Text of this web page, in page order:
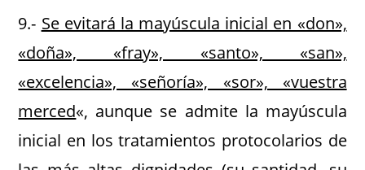
9.- Se evitará la mayúscula inicial en «don»,
«doña», «fray», «santo», «san»,
«excelencia», «señoría», «sor», «vuestra
merced«, aunque se admite la mayúscula
inicial en los tratamientos protocolarios de